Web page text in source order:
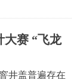
飞龙
井盖普遍存在